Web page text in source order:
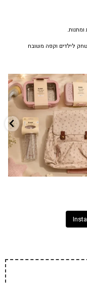
לילדים וקפה משובח
הקולקציה החדשה...
9 4